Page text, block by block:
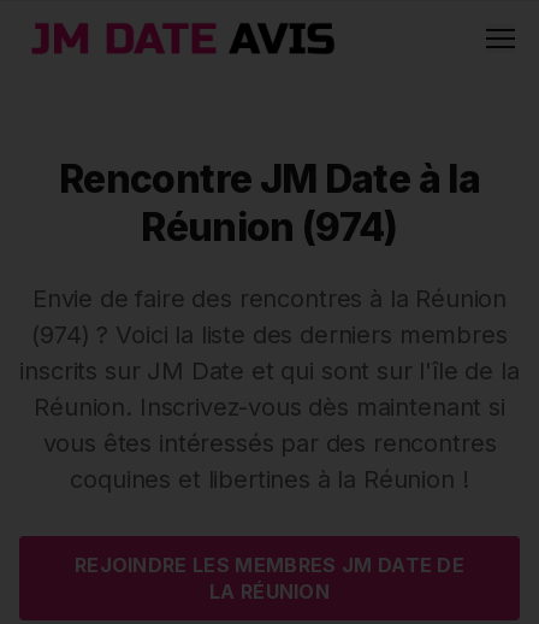
Rencontre JM Date à la
Réunion (974)
Envie de faire des rencontres à la Réunion
(974) ? Voici la liste des derniers membres
inscrits sur JM Date et qui sont sur l'île de la
Réunion. Inscrivez-vous dès maintenant si
vous êtes intéressés par des rencontres
coquines et libertines à la Réunion !
REJOINDRE LES MEMBRES JM DATE DE
LA RÉUNION